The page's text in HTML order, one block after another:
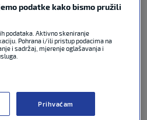
56.10 dolara. Pola sata
i Fernando Santos
Ferenc Puškaš,
dolara po dionici.
annoyed to see the two
in front of him in the
podatke kako bismo pružili
podataka. Aktivno skeniranje
Pohrana i/ili pristup podacima na
i sadržaj, mjerenje oglašavanja i
Prihvaćam